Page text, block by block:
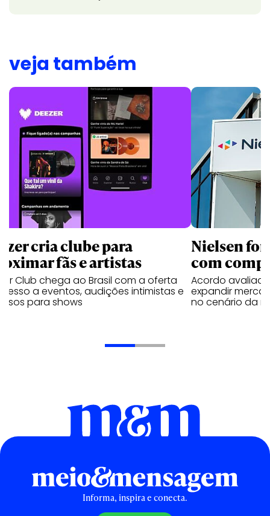
veja também
cria clube para
fãs e artistas
Club chega ao Brasil com a oferta
a eventos, audições intimistas e
para shows
Nielsen
com
Acordo
expandir
no cenário da
Informa, inspira e conecta.